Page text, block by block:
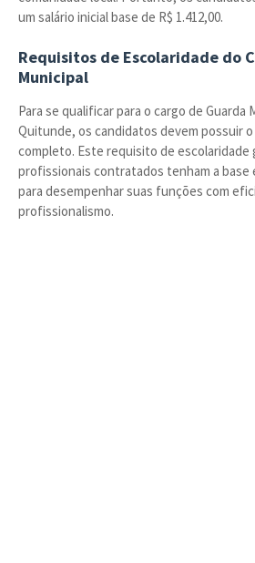
um salário inicial base de R$ 1.412,00.
Requisitos de Escolaridade do
Municipal
Para se qualificar para o cargo de Guarda
Quitunde, os candidatos devem possuir
completo. Este requisito de escolaridade
profissionais contratados tenham a base
para desempenhar suas funções com
profissionalismo.